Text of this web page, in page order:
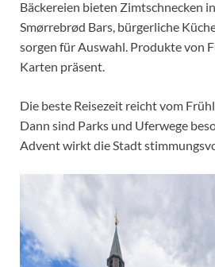
Bäckereien bieten Zimtschnecken
Smørrebrød Bars, bürgerliche
sorgen für Auswahl. Produkte von
Karten präsent.
Die beste Reisezeit reicht vom
Dann sind Parks und Uferwege
Advent wirkt die Stadt